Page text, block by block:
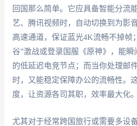
回国那么简单。它应具备智能分流
艺、腾讯视频时，自动切换到为影
高速通道，保证蓝光4K流畅不掉帧
谷”激战或登录国服《原神》，能瞬
的低延迟电竞节点；而当你处理邮
时，又能稳定保障办公的流畅性。
度，让资源各司其职，效率最大化。
尤其对于经常跨国旅行或需要多设